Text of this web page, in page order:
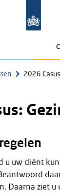
2026
u uw cliënt
Daarna ziet